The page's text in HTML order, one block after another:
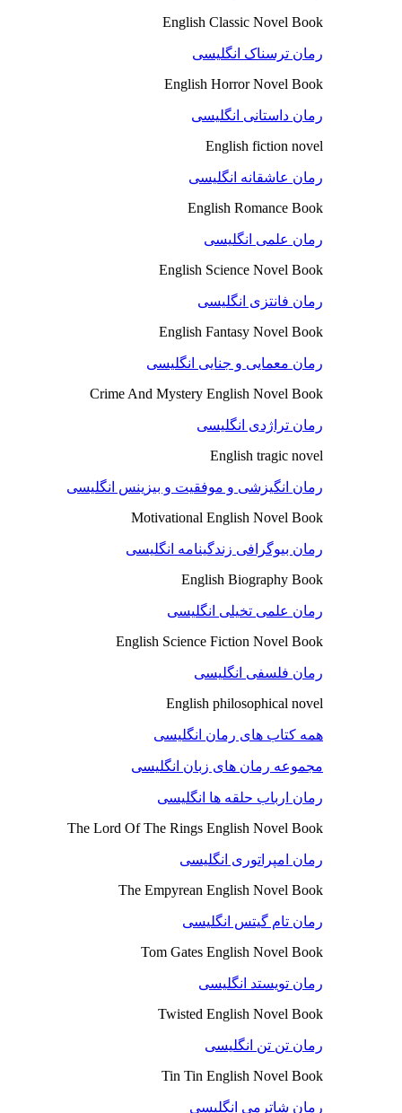
English Classic Novel Book
رمان ترسناک انگلیسی
English Horror Novel Book
رمان داستانی انگلیسی
English fiction novel
رمان عاشقانه انگلیسی
English Romance Book
رمان علمی انگلیسی
English Science Novel Book
رمان فانتزی انگلیسی
English Fantasy Novel Book
رمان معمایی و جنایی انگلیسی
Crime And Mystery English Novel Book
رمان تراژدی انگلیسی
English tragic novel
رمان انگیزشی و موفقیت و بیزینس انگلیسی
Motivational English Novel Book
رمان بیوگرافی زندگینامه انگلیسی
English Biography Book
رمان علمی تخیلی انگلیسی
English Science Fiction Novel Book
رمان فلسفی انگلیسی
English philosophical novel
همه کتاب های رمان انگلیسی
مجموعه رمان های زبان انگلیسی
رمان ارباب حلقه ها انگلیسی
The Lord Of The Rings English Novel Book
رمان امپراتوری انگلیسی
The Empyrean English Novel Book
رمان تام گیتس انگلیسی
Tom Gates English Novel Book
رمان تویستد انگلیسی
Twisted English Novel Book
رمان تن تن انگلیسی
Tin Tin English Novel Book
رمان شاترمی انگلیسی